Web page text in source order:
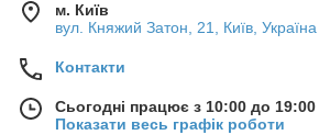
м. Київ
вул. Княжий Затон, 21, Київ, Україна
Контакти
Сьогодні працює з 10:00 до 19:00
Показати весь графік роботи